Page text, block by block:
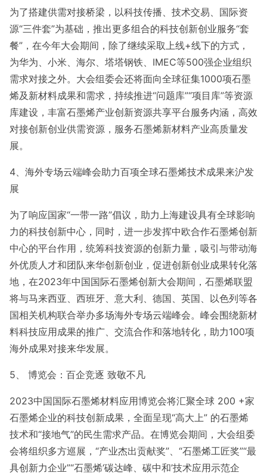
为了搭建供需对接桥梁，以科技传播、技术交易、国际资
源“三件套”为基础，推出更多组合的科技创新创业服务“套
餐”，在今年大会期间，除了继续采取上线+线下的方式，
为华为、小米、海尔、塔塔钢铁、IMEC等500强企业组织
需求对接之外。大会组委会还将面向全球征集1000项石墨
烯及新材料成果和需求，持续推进“问题库”“项目库”等资源
库建设，丰富石墨烯产业创新资源共享平台服务内涵，高效
对接创新创业供需资源，服务石墨烯新材料产业高质量发
展。
4、海外专场云端峰会助力百项全球石墨烯技术成果来沪发
展
为了响应国家“一带一路”倡议，助力上海建设具有全球影响
力的科技创新中心，同时，进一步发挥中欧合作石墨烯创新
中心的平台作用，统筹科技资源的创新力量，吸引与带动海
外优质人才和团队来华创新创业，促进创新创业成果转化落
地，在2023年中国国际石墨烯创新大会期间，石墨烯联盟
将与马来西亚、西班牙、意大利、德国、英国、以色列等各
国相关机构联合举办多场海外专场云端峰会。峰会围绕新材
料科技应用成果的推广、交流合作和落地转化，助力100项
海外成果对接来华发展。
5、 博览会：百企竞逐 致敬不凡
2023中国国际石墨烯材料应用博览会将汇聚全球 200 +家
石墨烯企业的科技创新成果，全面呈现“高大上” 的石墨烯
技术和“接地气”的民生需求产品。在博览会期间，大会组委
会将组织多方巡展，“产业杰出贡献奖”、“石墨烯工匠奖”“最
具创新力企业”“石墨烯‘碳达峰、碳中和’技术应用示范企